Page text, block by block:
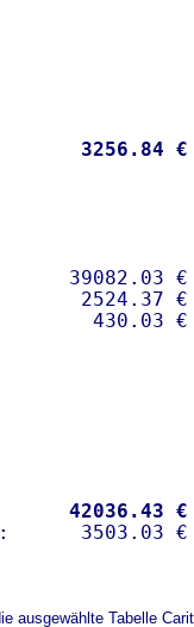
3256.84 €
39082.03 €
2524.37
42036.43 €
ausgewählte Tabelle